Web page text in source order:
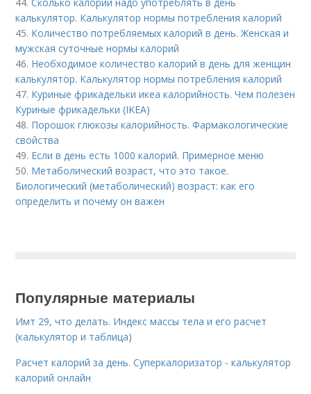
44.Сколько калорий надо употреблять в день
калькулятор. Калькулятор нормы потребления калорий
45. Количество потребляемых калорий в день. Женская и
мужская суточные нормы калорий
46. Необходимое количество калорий в день для женщин
калькулятор. Калькулятор нормы потребления калорий
47. Куриные фрикадельки икеа калорийность. Чем полезен
Куриные фрикадельки (IKEA)
48. Порошок глюкозы калорийность. Фармакологические
свойства
49. Если в день есть 1000 калорий. Примерное меню
50. Метаболический возраст, что это такое.
Биологический (метаболический) возраст: как его
определить и почему он важен
Популярные материалы
Имт 29, что делать. Индекс массы тела и его расчет
(калькулятор и таблица)
Расчет калорий за день. Суперкалоризатор - калькулятор
калорий онлайн